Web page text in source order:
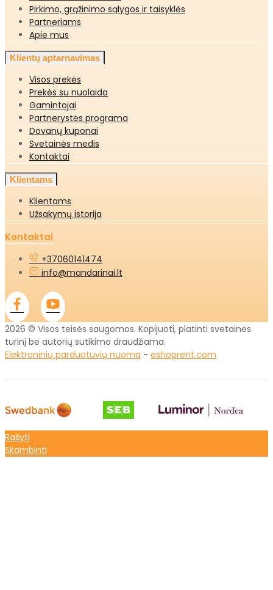
Pirkimo, grąžinimo sąlygos ir taisyklės
Partneriams
Apie mus
Klientų aptarnavimas
Visos prekės
Prekės su nuolaida
Gamintojai
Partnerystės programa
Dovanų kuponai
Svetainės medis
Kontaktai
Klientams
Klientams
Užsakymų istorija
Kontaktai
+37060141474
info@mandarinai.lt
2026 © Visos teisės saugomos. Kopijuoti, platinti svetainės
turinį be autorių sutikimo draudžiama.
Elektroninių parduotuvių nuoma - eshoprent.com
Rašyti
Skambinti